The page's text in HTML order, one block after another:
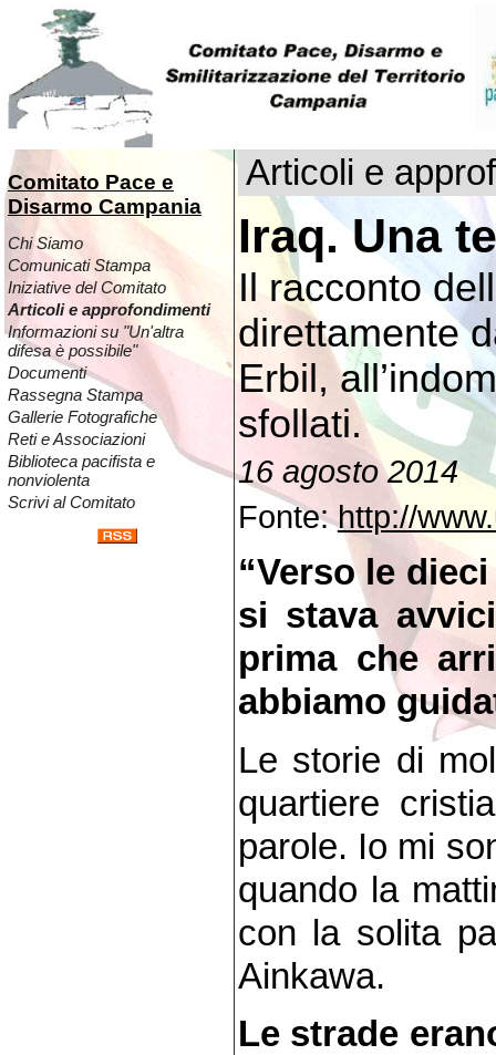
Comitato Pace e
Disarmo Campania
Chi Siamo
Comunicati Stampa
Iniziative del Comitato
Articoli e approfondimenti
Informazioni su "Un'altra
difesa è possibile"
Documenti
Rassegna Stampa
Gallerie Fotografiche
Reti e Associazioni
Biblioteca pacifista e
nonviolenta
Scrivi al Comitato
Articoli e
Iraq. Una
Il racconto
direttamente
Erbil,
sfollati.
16 agosto 2014
Fonte:http://
“Verso le
si stava
prima che
abbiamo
Le storie di
quartiere
parole. Io mi
quando la
con la solita
Ainkawa.
Le strade